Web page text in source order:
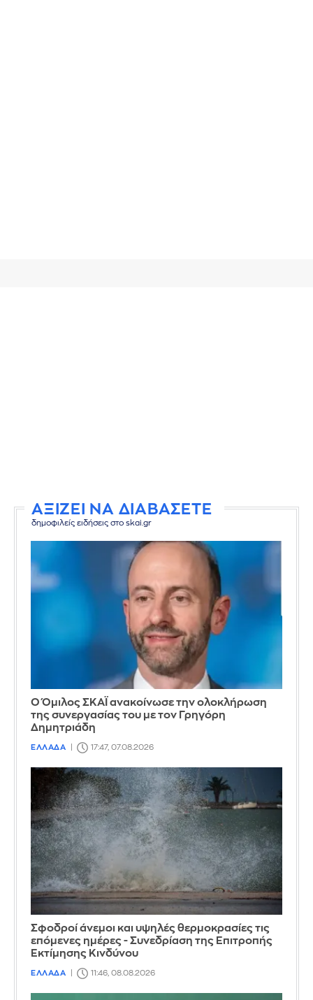
ΑΞΙΖΕΙ ΝΑ ΔΙΑΒΑΣΕΤΕ
δημοφιλείς ειδήσεις στο skai.gr
Ο Όμιλος ΣΚΑΪ ανακοίνωσε την ολοκλήρωση
της συνεργασίας του με τον Γρηγόρη
Δημητριάδη
ΕΛΛΑΔΑ 17:47, 07.08.2026
Σφοδροί άνεμοι και υψηλές θερμοκρασίες τις
επόμενες ημέρες - Συνεδρίαση της Επιτροπής
Εκτίμησης Κινδύνου
ΕΛΛΑΔΑ 11:46, 08.08.2026